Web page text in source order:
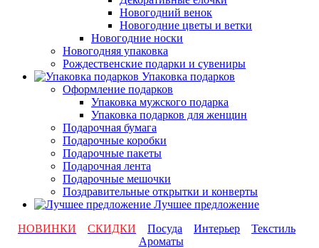
Новогодний венок
Новогодние цветы и ветки
Новогодние носки
Новогодняя упаковка
Рождественские подарки и сувениры
Упаковка подарков
Оформление подарков
Упаковка мужского подарка
Упаковка подарков для женщин
Подарочная бумага
Подарочные коробки
Подарочные пакеты
Подарочная лента
Подарочные мешочки
Поздравительные открытки и конверты
Лучшее предложение
НОВИНКИ
СКИДКИ Посуда Интерьер
Текстиль
Ароматы